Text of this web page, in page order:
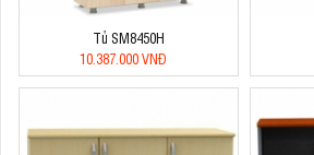
Tủ SM8450H
10.387.000 VNĐ